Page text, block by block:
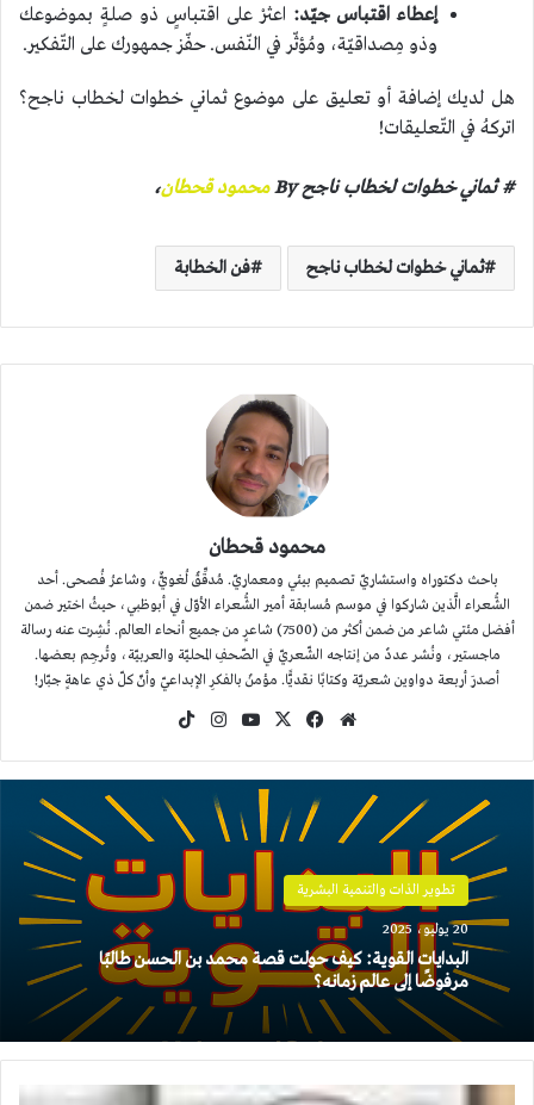
إعطاء اقتباس جيّد: اعثرْ على اقتباسٍ ذو صلةٍ بموضوعك
وذو مِصداقيّة، ومُؤثّر في النّفس. حفّز جمهورك على التّفكير.
هل لديك إضافة أو تعليق على موضوع ثماني خطوات لخطاب ناجح؟
اتركهُ في التّعليقات!
# ثماني خطوات لخطاب ناجح By محمود قحطان،
ثماني خطوات لخطاب ناجح فن الخطابة
محمود قحطان
باحث دكتوراه واستشاريّ تصميم بيئي ومعماريّ. مُدقِّقٌ لُغويٌّ، وشاعرُ فُصحى. أحد
الشُّعراء الَّذين شاركوا في موسم مُسابقة أمير الشُّعراء الأوّل في أبوظبي، حيثُ اختير ضمن
أفضل مئتي شاعر من ضمن أكثر من (7500) شاعرٍ من جميع أنحاء العالم. نُشِرت عنه رسالة
ماجستير، ونُشر عددٌ من إنتاجه الشّعريّ في الصّحفِ المحليّة والعربيّة، وتُرجِم بعضها.
أصدرَ أربعة دواوين شعريّة وكتابًا نقديًّا. مؤمنٌ بالفكرِ الإبداعيّ وأنّ كلّ ذي عاهةٍ جبّار!
موقع
فيسبوك
‫X
‫YouTubeانستقرام
تطوير الذات والتنمية البشرية
20 يوليو، 2025
البدايات القوية: كيف حولت قصة محمد بن الحسن طالبًا
مرفوضًا إلى عالم زمانه؟